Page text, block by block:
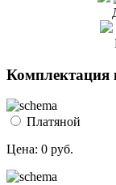
Платяной
Цена: 0 руб.